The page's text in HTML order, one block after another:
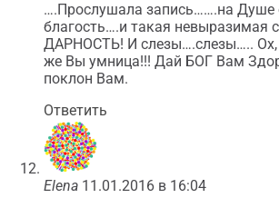
….Прослушала запись…….на Душе
благость….и такая невыразимая
ДАРНОСТЬ! И слезы….слезы….. Ох,
же Вы умница!!! Дай БОГ Вам
поклон Вам.
Ответить
Elena 11.01.2016 в 16:04